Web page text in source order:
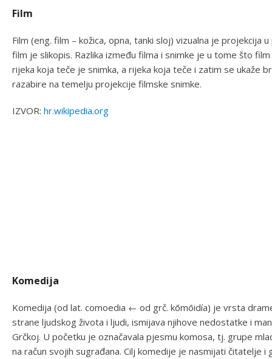
Film
Film (eng. film – kožica, opna, tanki sloj) vizualna je projekcija
film je slikopis. Razlika između filma i snimke je u tome što
rijeka koja teče je snimka, a rijeka koja teče i zatim se ukaže
razabire na temelju projekcije filmske snimke.
IZVOR: hr.wikipedia.org
Komedija
Komedija (od lat. comoedia ← od grč. kōmōidía) je vrsta
strane ljudskog života i ljudi, ismijava njihove nedostatke i
Grčkoj. U početku je označavala pjesmu komosa, tj. grupe
na račun svojih sugrađana. Cilj komedije je nasmijati čitatelje